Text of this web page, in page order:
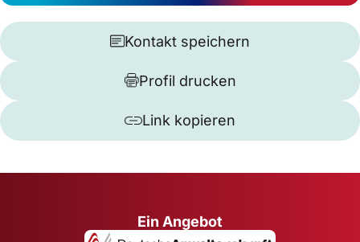
Kontakt speichern
Profil drucken
Link kopieren
Ein Angebot